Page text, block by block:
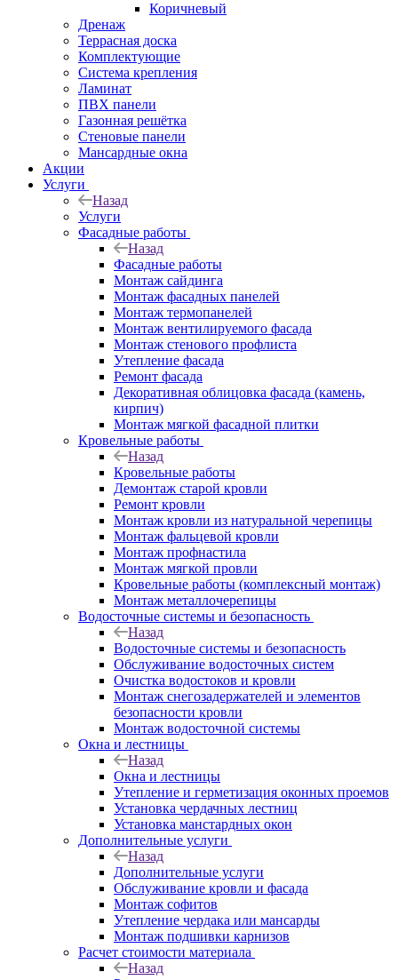
Коричневый
Дренаж
Террасная доска
Комплектующие
Система крепления
Ламинат
ПВХ панели
Газонная решётка
Стеновые панели
Мансардные окна
Акции
Услуги
Назад
Услуги
Фасадные работы
Назад
Фасадные работы
Монтаж сайдинга
Монтаж фасадных панелей
Монтаж термопанелей
Монтаж вентилируемого фасада
Монтаж стенового профлиста
Утепление фасада
Ремонт фасада
Декоративная облицовка фасада (камень,
кирпич)
Монтаж мягкой фасадной плитки
Кровельные работы
Назад
Кровельные работы
Демонтаж старой кровли
Ремонт кровли
Монтаж кровли из натуральной черепицы
Монтаж фальцевой кровли
Монтаж профнастила
Монтаж мягкой провли
Кровельные работы (комплексный монтаж)
Монтаж металлочерепицы
Водосточные системы и безопасность
Назад
Водосточные системы и безопасность
Обслуживание водосточных систем
Очистка водостоков и кровли
Монтаж снегозадержателей и элементов
безопасности кровли
Монтаж водосточной системы
Окна и лестницы
Назад
Окна и лестницы
Утепление и герметизация оконных проемов
Установка чердачных лестниц
Установка манстардных окон
Дополнительные услуги
Назад
Дополнительные услуги
Обслуживание кровли и фасада
Монтаж софитов
Утепление чердака или мансарды
Монтаж подшивки карнизов
Расчет стоимости материала
Назад